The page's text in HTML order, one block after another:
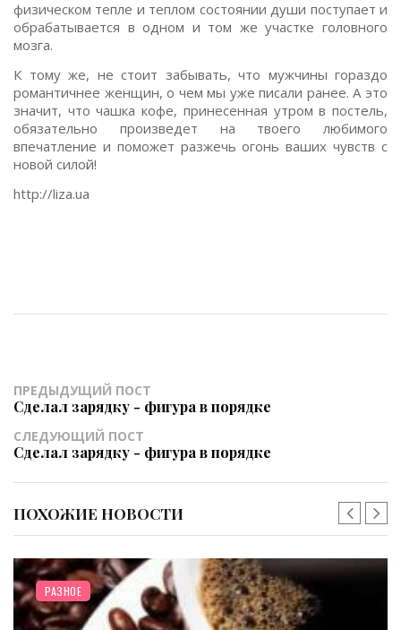
физическом тепле и теплом состоянии души поступает и
обрабатывается в одном и том же участке головного
мозга.
К тому же, не стоит забывать, что мужчины гораздо
романтичнее женщин, о чем мы уже писали ранее. А это
значит, что чашка кофе, принесенная утром в постель,
обязательно произведет на твоего любимого
впечатление и поможет разжечь огонь ваших чувств с
новой силой!
http://liza.ua
ПРЕДЫДУЩИЙ ПОСТ
Сделал зарядку - фигура в порядке
СЛЕДУЮЩИЙ ПОСТ
Сделал зарядку - фигура в порядке
ПОХОЖИЕ НОВОСТИ
РАЗНОЕ